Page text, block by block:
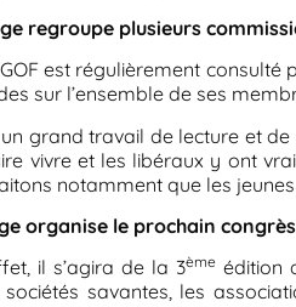
regroupe plusieurs
est régulièrement
sur l’ensemble de ses
grand travail de lecture et
vivre et les libéraux y ont
notamment que les
organise le prochain congrès
il s’agira de la 3ème édition
savantes, les